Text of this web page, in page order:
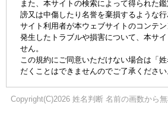
また、本サイトの検索によって得られた
謗又は中傷したり名誉を棄損するような行
サイト利用者が本ウェブサイトのコンテ
発生したトラブルや損害について、本サ
せん。
この規約にご同意いただけない場合は「
だくことはできませんのでご了承ください
Copyright(C)2026 姓名判断 名前の画数から